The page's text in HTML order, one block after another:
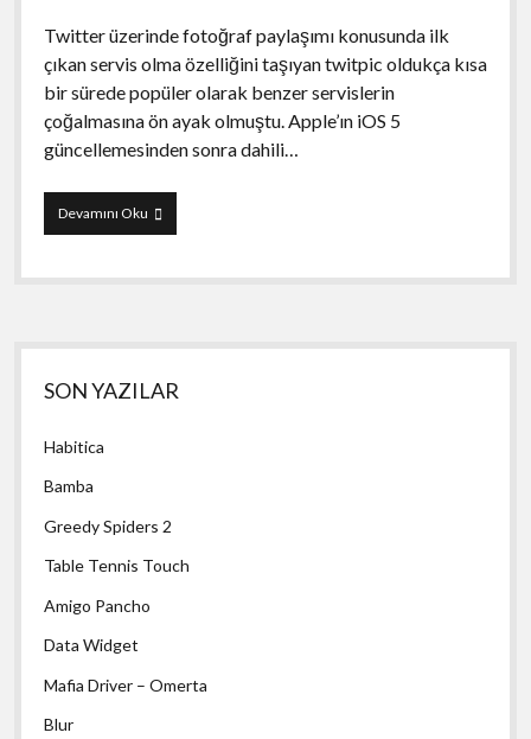
Twitter üzerinde fotoğraf paylaşımı konusunda ilk
çıkan servis olma özelliğini taşıyan twitpic oldukça kısa
bir sürede popüler olarak benzer servislerin
çoğalmasına ön ayak olmuştu. Apple’ın iOS 5
güncellemesinden sonra dahili…
Devamını OkuResmi
Twitpic
çıktı
Yan
Menü
SON YAZILAR
Habitica
Bamba
Greedy Spiders 2
Table Tennis Touch
Amigo Pancho
Data Widget
Mafia Driver – Omerta
Blur